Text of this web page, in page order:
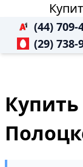
(44) 709-
(29) 738-